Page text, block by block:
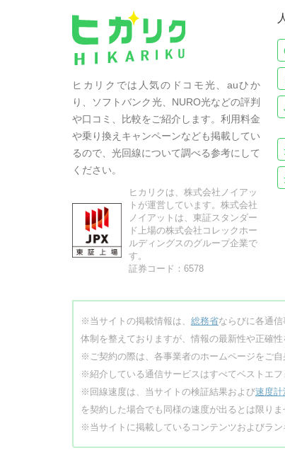
ヒカリクでは人気のドコモ光、auひか
り、ソフトバンク光、NURO光などの評判
や口コミ、比較をご紹介します。利用料金
や乗り換えキャンペーンなども掲載してい
るので、光回線について調べる参考にして
ください。
ヒカリクは、株式会社ノイアッ
トが運営しています。株式会社
ノイアットは、東証スタンダー
ド上場の株式会社コレックホー
ルディングスのグループ企業で
す。
証券コード：6578
※当サイトの掲載情報は、 総務省ならびに各通
体制を整えておりますが、情報の最新性や正確性
※ご契約の際は、各事業者のホームページをご
※紹介している通信サービスはすべてベストエ
※回線速度は、当サイトの検証結果および速度計
を契約した場合でも同様の速度が出るとは限りま
※当サイトに掲載しているコンテンツおよびラン